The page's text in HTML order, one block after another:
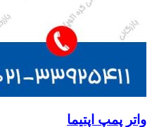
واتر پمپ اپتیما